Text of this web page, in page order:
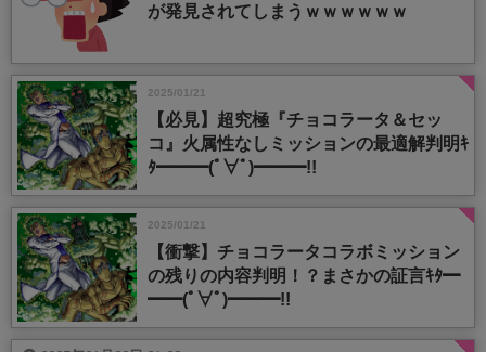
が発見されてしまうｗｗｗｗｗｗ
2025/01/21
【必見】超究極『チョコラータ＆セッ
コ』火属性なしミッションの最適解判明ｷ
ﾀ━━━(ﾟ∀ﾟ)━━━!!
2025/01/21
【衝撃】チョコラータコラボミッション
の残りの内容判明！？まさかの証言ｷﾀ━
━━(ﾟ∀ﾟ)━━━!!